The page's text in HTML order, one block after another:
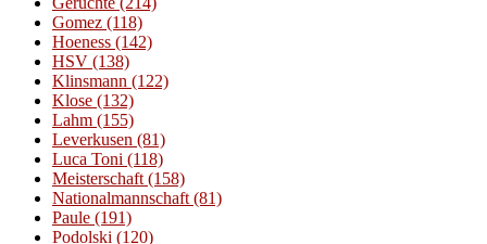
Gomez (118)
Hoeness (142)
HSV (138)
Klinsmann (122)
Klose (132)
Lahm (155)
Leverkusen (81)
Luca Toni (118)
Meisterschaft (158)
Nationalmannschaft (81)
Paule (191)
Podolski (120)